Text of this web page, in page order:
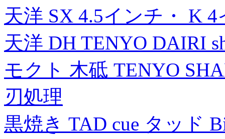
天洋 SX 4.5インチ・ K
天洋 DH TENYO DAIRI
モクト 木砥 TENYO
刃処理
黒焼き TAD cue タッド